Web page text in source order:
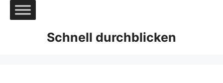
Zum
Inhalt
Schnell durchblicken